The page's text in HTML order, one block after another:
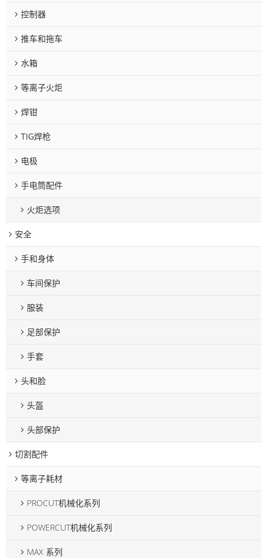
控制器
推车和拖车
水箱
等离子火炬
焊钳
TIG焊枪
电极
手电筒配件
火炬选项
安全
手和身体
车间保护
服装
足部保护
手套
头和脸
头盔
头部保护
切割配件
等离子耗材
PROCUT机械化系列
POWERCUT机械化系列
MAX 系列